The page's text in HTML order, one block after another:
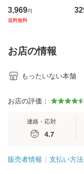
専門職の看護マネ
ジメントスキル 改
恵 藤本幸三 / 南江
堂 [単行
3,969円
送料無料
理
お店の情報
もったいない本舗
お店の評価：
連絡・応対
4.7
販売者情報 支払い方法